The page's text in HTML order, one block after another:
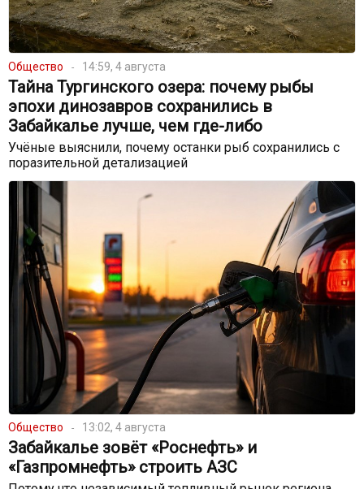
Общество 14:59, 4 августа
Тайна Тургинского озера: почему рыбы
эпохи динозавров сохранились в
Забайкалье лучше, чем где-либо
Учёные выяснили, почему останки рыб сохранились с
поразительной детализацией
Общество 13:02, 4 августа
Забайкалье зовёт «Роснефть» и
«Газпромнефть» строить АЗС